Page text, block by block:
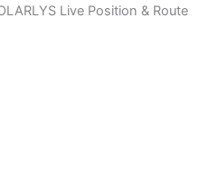
Live Position & Route